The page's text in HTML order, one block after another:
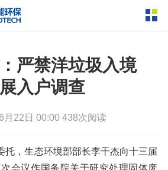
双轴撕碎机 单轴撕碎机
四轴撕碎机
垃圾破袋机 移动式撕碎站
粉碎设备
严禁洋垃圾入境
入户调查
月22日 00:00 438次阅读
托，生态环境部部长李干杰向十三届
会议作国务院关于研究处理固体废